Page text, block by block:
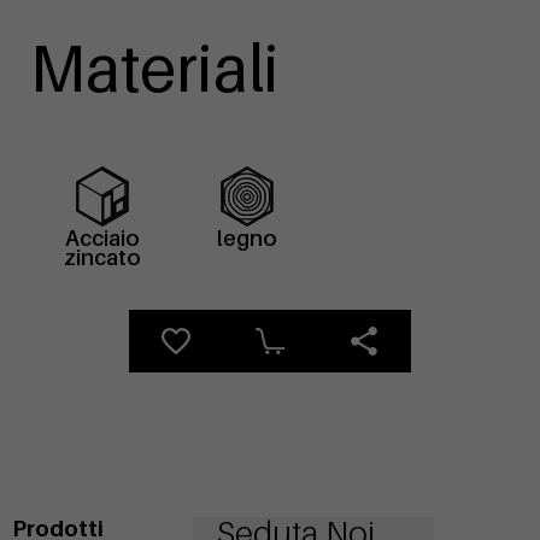
Materiali
Acciaio
zincato
legno
Prodotti